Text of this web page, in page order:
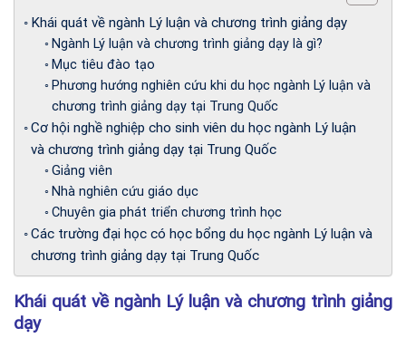
Khái quát về ngành Lý luận và chương trình giảng dạy
Ngành Lý luận và chương trình giảng dạy là gì?
Mục tiêu đào tạo
Phương hướng nghiên cứu khi du học ngành Lý luận và
chương trình giảng dạy tại Trung Quốc
Cơ hội nghề nghiệp cho sinh viên du học ngành Lý luận
và chương trình giảng dạy tại Trung Quốc
Giảng viên
Nhà nghiên cứu giáo dục
Chuyên gia phát triển chương trình học
Các trường đại học có học bổng du học ngành Lý luận và
chương trình giảng dạy tại Trung Quốc
Khái quát về ngành Lý luận và chương trình giảng
dạy